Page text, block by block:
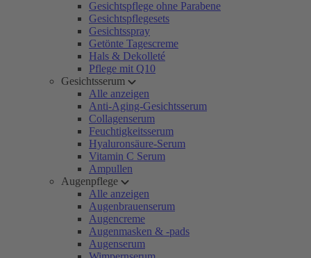
Gesichtspflege ohne Parabene
Gesichtspflegesets
Gesichtsspray
Getönte Tagescreme
Hals & Dekolleté
Pflege mit Q10
Gesichtsserum
Alle anzeigen
Anti-Aging-Gesichtsserum
Collagenserum
Feuchtigkeitsserum
Hyaluronsäure-Serum
Vitamin C Serum
Ampullen
Augenpflege
Alle anzeigen
Augenbrauenserum
Augencreme
Augenmasken & -pads
Augenserum